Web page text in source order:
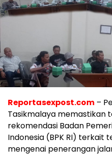
Reportasexpost.com –
Tasikmalaya memastikan
rekomendasi Badan
Indonesia (BPK RI) terkait
mengenai penerangan